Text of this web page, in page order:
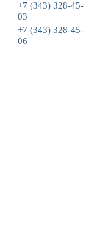
+7 (343) 328-45-
03
+7 (343) 328-45-
06